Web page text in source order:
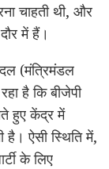
चाहती थी, और
में हैं।
(मंत्रिमंडल
है कि बीजेपी
हुए केंद्र में
है। ऐसी स्थिति में,
के लिए